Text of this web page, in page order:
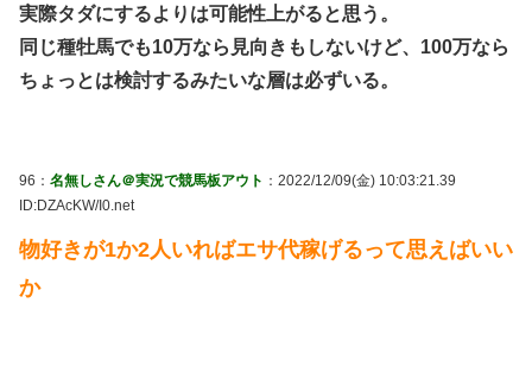
実際タダにするよりは可能性上がると思う。
同じ種牡馬でも10万なら見向きもしないけど、100万なら
ちょっとは検討するみたいな層は必ずいる。
96： 名無しさん＠実況で競馬板アウト ：2022/12/09(金) 10:03:21.39
ID:DZAcKW/I0.net
物好きが1か2人いればエサ代稼げるって思えばいい
か